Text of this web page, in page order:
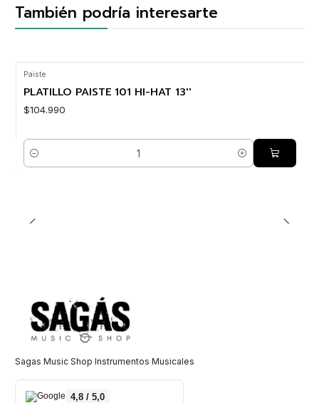
También podría interesarte
Paiste
PLATILLO PAISTE 101 HI-HAT 13''
$104.990
Cantidad
Sagas Music Shop Instrumentos Musicales
4,8 / 5,0